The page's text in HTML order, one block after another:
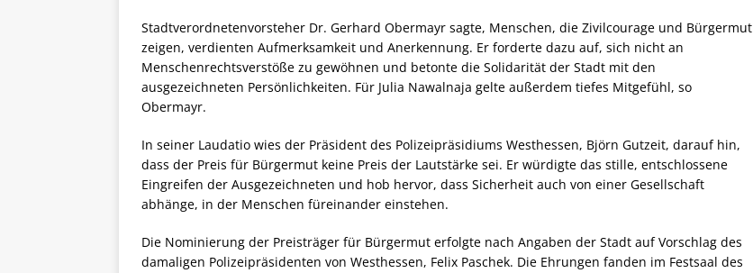
Stadtverordnetenvorsteher Dr. Gerhard Obermayr sagte, Menschen, die Zivilcourage und Bürgermut
zeigen, verdienten Aufmerksamkeit und Anerkennung. Er forderte dazu auf, sich nicht an
Menschenrechtsverstöße zu gewöhnen und betonte die Solidarität der Stadt mit den
ausgezeichneten Persönlichkeiten. Für Julia Nawalnaja gelte außerdem tiefes Mitgefühl, so
Obermayr.
In seiner Laudatio wies der Präsident des Polizeipräsidiums Westhessen, Björn Gutzeit, darauf hin,
dass der Preis für Bürgermut keine Preis der Lautstärke sei. Er würdigte das stille, entschlossene
Eingreifen der Ausgezeichneten und hob hervor, dass Sicherheit auch von einer Gesellschaft
abhänge, in der Menschen füreinander einstehen.
Die Nominierung der Preisträger für Bürgermut erfolgte nach Angaben der Stadt auf Vorschlag des
damaligen Polizeipräsidenten von Westhessen, Felix Paschek. Die Ehrungen fanden im Festsaal des